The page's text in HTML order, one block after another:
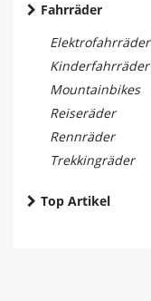
Fahrräder
Elektrofahrräder
Kinderfahrräder
Mountainbikes
Reiseräder
Rennräder
Trekkingräder
Top Artikel